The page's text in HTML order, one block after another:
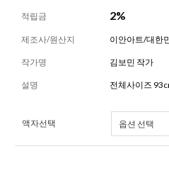
적립금 2%
제조사/원산지 이안아트/대한
작가명 김보민 작가
설명 전체사이즈
액자선택